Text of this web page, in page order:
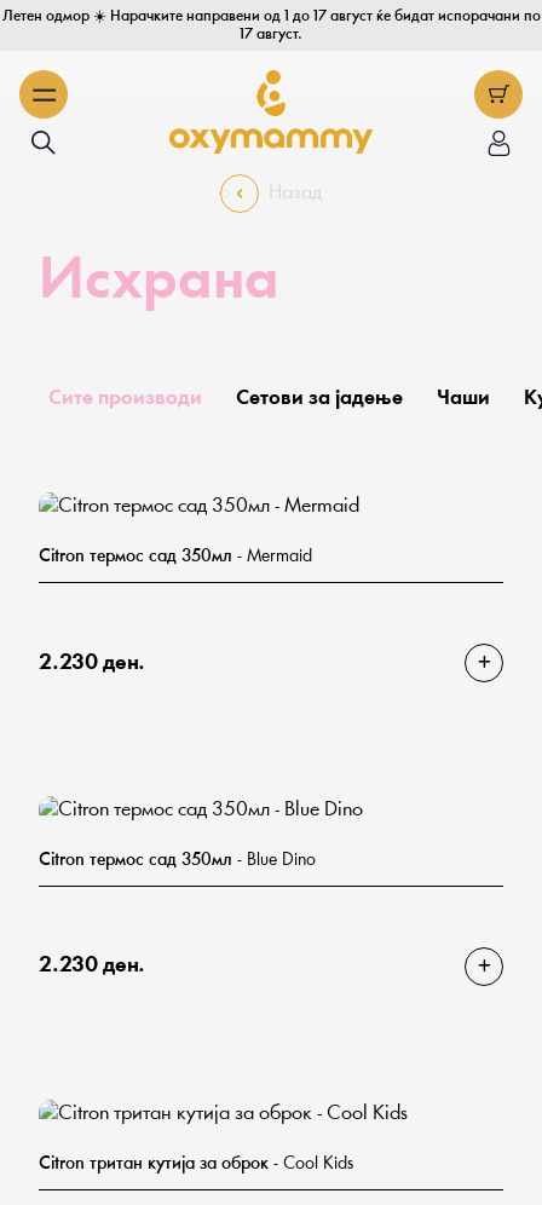
Летен одмор ☀️ Нарачките направени од 1 до 17 август ќе бидат испорачани по
17 август.
Назад
Исхрана
Сите производи Сетови за јадење Чаши
Citron термос сад 350мл - Mermaid
2.230 ден.
Citron термос сад 350мл - Blue Dino
2.230 ден.
Citron тритан кутија за оброк - Cool Kids